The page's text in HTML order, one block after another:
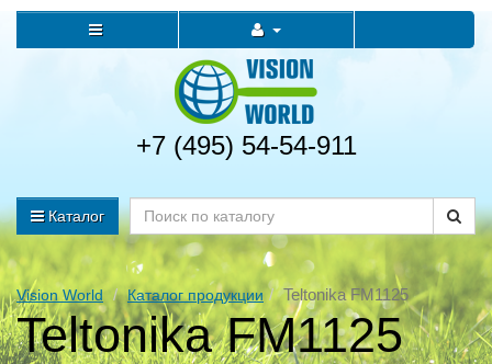
+7 (495) 54-54-911
Каталог
Vision World Каталог продукции Teltonika FM1125
Teltonika FM1125